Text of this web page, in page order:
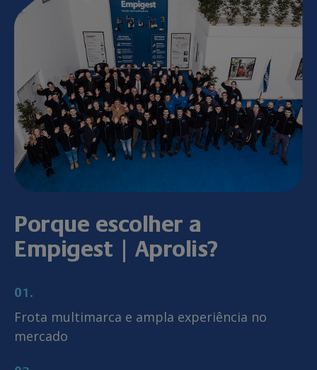
Porque escolher a
Empigest | Aprolis?
01.
Frota multimarca e ampla experiência no
mercado